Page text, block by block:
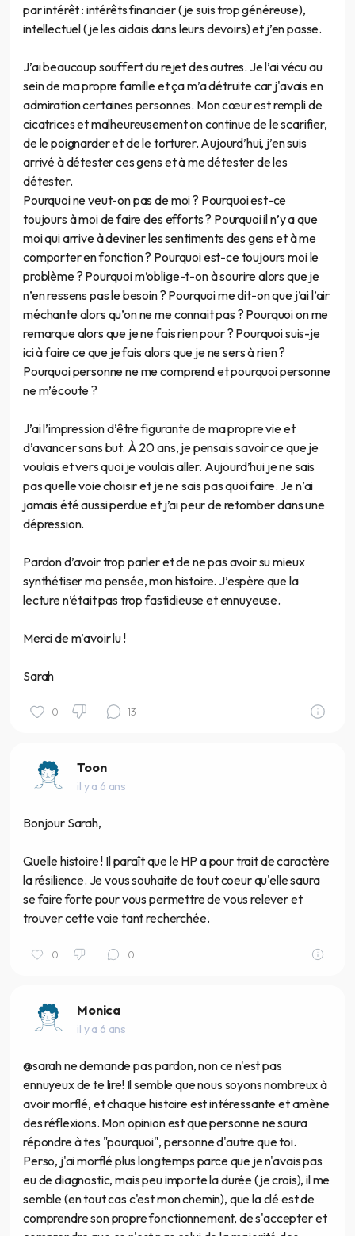
par intérêt : intérêts financier (je suis trop généreuse),
intellectuel (je les aidais dans leurs devoirs) et j’en passe.
J’ai beaucoup souffert du rejet des autres. Je l’ai vécu au
sein de ma propre famille et ça m’a détruite car j'avais en
admiration certaines personnes. Mon cœur est rempli de
cicatrices et malheureusement on continue de le scarifier,
de le poignarder et de le torturer. Aujourd’hui, j’en suis
arrivé à détester ces gens et à me détester de les
détester.
Pourquoi ne veut-on pas de moi ? Pourquoi est-ce
toujours à moi de faire des efforts ? Pourquoi il n’y a que
moi qui arrive à deviner les sentiments des gens et à me
comporter en fonction ? Pourquoi est-ce toujours moi le
problème ? Pourquoi m’oblige-t-on à sourire alors que je
n’en ressens pas le besoin ? Pourquoi me dit-on que j’ai l’air
méchante alors qu’on ne me connait pas ? Pourquoi on me
remarque alors que je ne fais rien pour ? Pourquoi suis-je
ici à faire ce que je fais alors que je ne sers à rien ?
Pourquoi personne ne me comprend et pourquoi personne
ne m’écoute ?
J’ai l’impression d’être figurante de ma propre vie et
d’avancer sans but. À 20 ans, je pensais savoir ce que je
voulais et vers quoi je voulais aller. Aujourd’hui je ne sais
pas quelle voie choisir et je ne sais pas quoi faire. Je n’ai
jamais été aussi perdue et j’ai peur de retomber dans une
dépression.
Pardon d’avoir trop parler et de ne pas avoir su mieux
synthétiser ma pensée, mon histoire. J’espère que la
lecture n’était pas trop fastidieuse et ennuyeuse.
Merci de m’avoir lu !
Sarah
0 13
Toon
il y a 6 ans
Bonjour Sarah,
Quelle histoire ! Il paraît que le HP a pour trait de caractère
la résilience. Je vous souhaite de tout coeur qu'elle saura
se faire forte pour vous permettre de vous relever et
trouver cette voie tant recherchée.
0 0
Monica
il y a 6 ans
@sarah ne demande pas pardon, non ce n'est pas
ennuyeux de te lire! Il semble que nous soyons nombreux à
avoir morflé, et chaque histoire est intéressante et amène
des réflexions. Mon opinion est que personne ne saura
répondre à tes "pourquoi", personne d'autre que toi.
Perso, j'ai morflé plus longtemps parce que je n'avais pas
eu de diagnostic, mais peu importe la durée (je crois), il me
semble (en tout cas c'est mon chemin), que la clé est de
comprendre son propre fonctionnement, de s'accepter et